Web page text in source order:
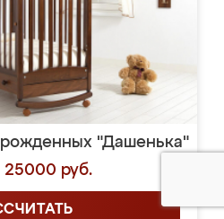
"Дашенька"
25000 руб.